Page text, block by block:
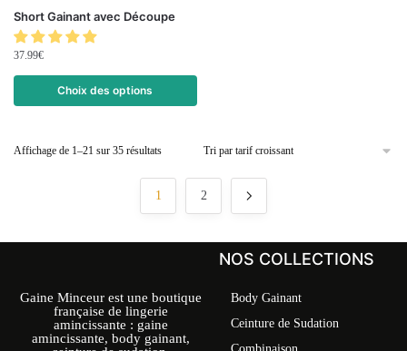
Short Gainant avec Découpe
37.99€
Choix des options
Affichage de 1–21 sur 35 résultats
1 2
Gaine Minceur est une boutique
française de lingerie
amincissante : gaine
amincissante, body gainant,
NOS COLLECTIONS
Body Gainant
Ceinture de Sudation